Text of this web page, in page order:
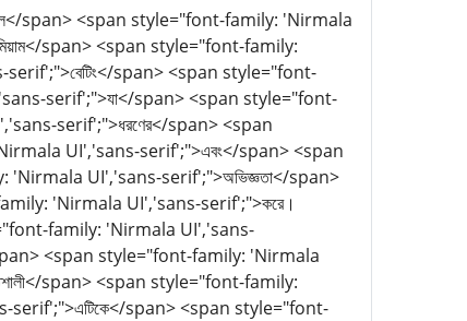
span> <span style="font-family: 'Nirmala
span> <span style="font-family:
span> <span style="font-
serif';">যা</span> <span style="font-
serif';">ধরণের</span> <span
UI','sans-serif';">এবং</span> <span
UI','sans-serif';">অভিজ্ঞতা</span>
'Nirmala UI','sans-serif';">করে।
family: 'Nirmala UI','sans-
<span style="font-family: 'Nirmala
span> <span style="font-family:
span> <span style="font-